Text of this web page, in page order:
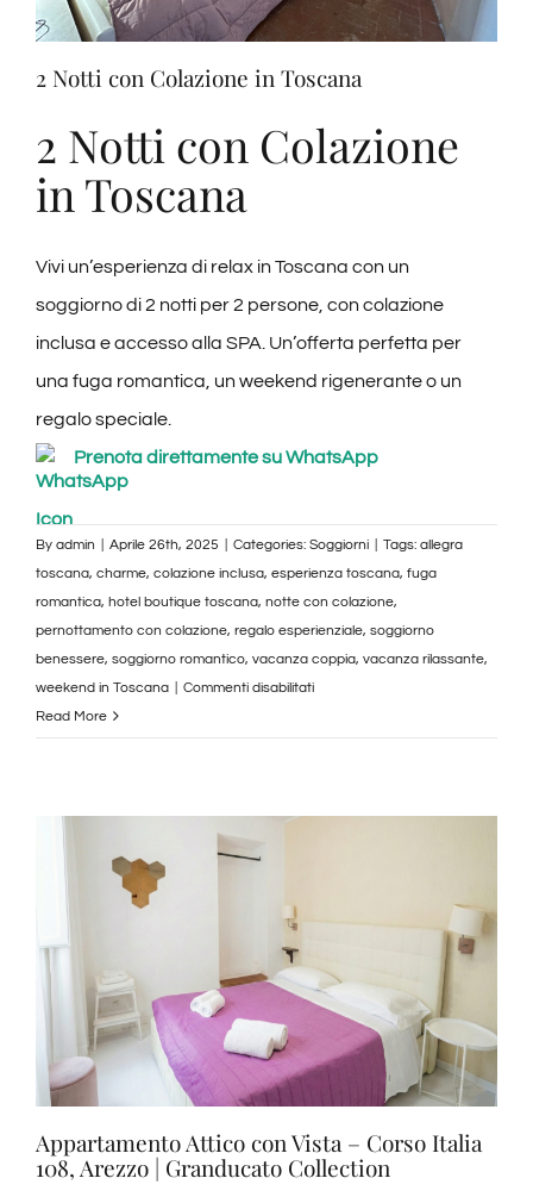
Degustazioni
Wine Tasting
Blog
Contatti
Amazon
Ebay
2 Notti con Colazione in Toscana
2 Notti con Colazione
in Toscana
Vivi un’esperienza di relax in Toscana con un
soggiorno di 2 notti per 2 persone, con colazione
inclusa e accesso alla SPA. Un’offerta perfetta per
una fuga romantica, un weekend rigenerante o un
regalo speciale.
Prenota direttamente su WhatsApp
By admin Aprile 26th, 2025 Categories: Soggiorni Tags: allegra
toscana, charme, colazione inclusa, esperienza toscana, fuga
romantica, hotel boutique toscana, notte con colazione,
pernottamento con colazione, regalo esperienziale, soggiorno
benessere, soggiorno romantico, vacanza coppia, vacanza rilassante,
weekend in Toscana
Commenti disabilitatisu
Notti
Read More
Appartamento Attico con Vista – Corso Italia
108, Arezzo | Granducato Collection